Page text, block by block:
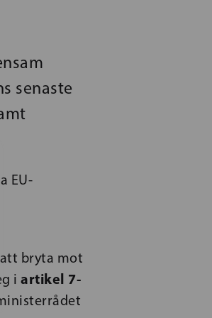
senaste
EU-
bryta mot
i artikel 7-